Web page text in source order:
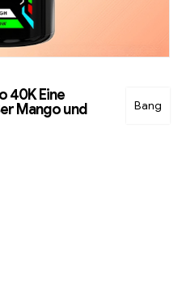
Bang
40K Eine
Mango und